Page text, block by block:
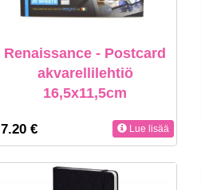
Renaissance - Postcard
akvarellilehtiö
16,5x11,5cm
7.20 € Lue lisää